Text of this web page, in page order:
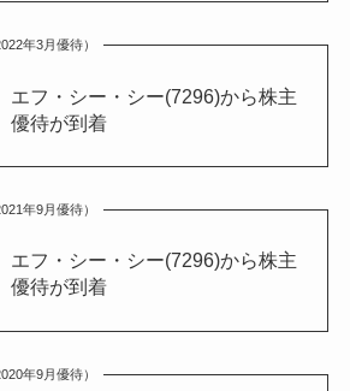
年3月優待）
エフ・シー・シー(7296)から株主
優待が到着
年9月優待）
エフ・シー・シー(7296)から株主
優待が到着
年9月優待）